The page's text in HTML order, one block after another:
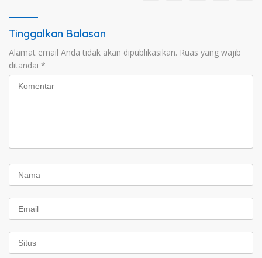
Tinggalkan Balasan
Alamat email Anda tidak akan dipublikasikan. Ruas yang wajib
ditandai *